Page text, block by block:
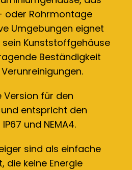
oder Rohrmontage
Umgebungen eignet
sein Kunststoffgehäuse
Beständigkeit
Version für den
entspricht den
und NEMA4.
sind als einfache
die keine Energie